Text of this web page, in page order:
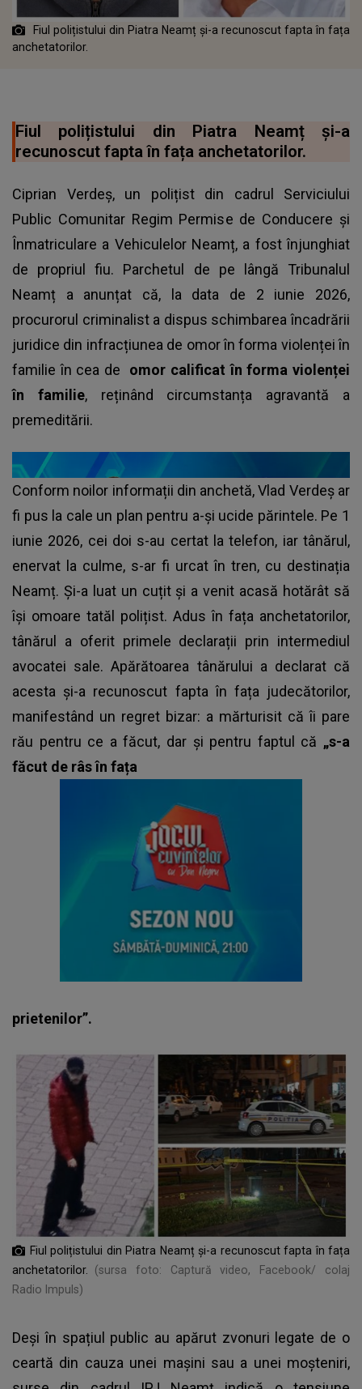
Fiul polițistului din Piatra Neamț și-a recunoscut fapta în fața
anchetatorilor.
Fiul polițistului din Piatra Neamț și-a
recunoscut fapta în fața anchetatorilor.
Ciprian Verdeș, un polițist din cadrul Serviciului
Public Comunitar Regim Permise de Conducere și
Înmatriculare a Vehiculelor Neamț, a fost înjunghiat
de propriul fiu. Parchetul de pe lângă Tribunalul
Neamț a anunțat că, la data de 2 iunie 2026,
procurorul criminalist a dispus schimbarea încadrării
juridice din infracțiunea de omor în forma violenței în
familie în cea de omor calificat în forma violenței
în familie, reținând circumstanța agravantă a
premeditării.
Conform noilor informații din anchetă, Vlad Verdeș ar
fi pus la cale un plan pentru a-și ucide părintele. Pe 1
iunie 2026, cei doi s-au certat la telefon, iar tânărul,
enervat la culme, s-ar fi urcat în tren, cu destinația
Neamț. Și-a luat un cuțit și a venit acasă hotărât să
își omoare tatăl polițist. Adus în fața anchetatorilor,
tânărul a oferit primele declarații prin intermediul
avocatei sale. Apărătoarea tânărului a declarat că
acesta și-a recunoscut fapta în fața judecătorilor,
manifestând un regret bizar: a mărturisit că îi pare
rău pentru ce a făcut, dar și pentru faptul că „s-a
făcut de râs în fața
prietenilor”.
Fiul polițistului din Piatra Neamț și-a recunoscut fapta în fața
anchetatorilor.
(sursa foto: Captură video, Facebook/ colaj
Radio Impuls)
Deși în spațiul public au apărut zvonuri legate de o
ceartă din cauza unei mașini sau a unei moșteniri,